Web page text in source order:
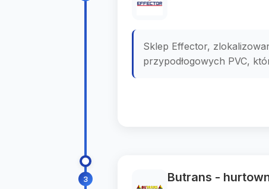
Sklep Effector,
przypodłogowych PVC,
3 Butrans -